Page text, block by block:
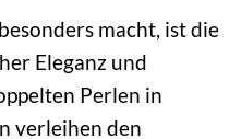
macht, ist die
Eleganz und
Perlen in
verleihen den